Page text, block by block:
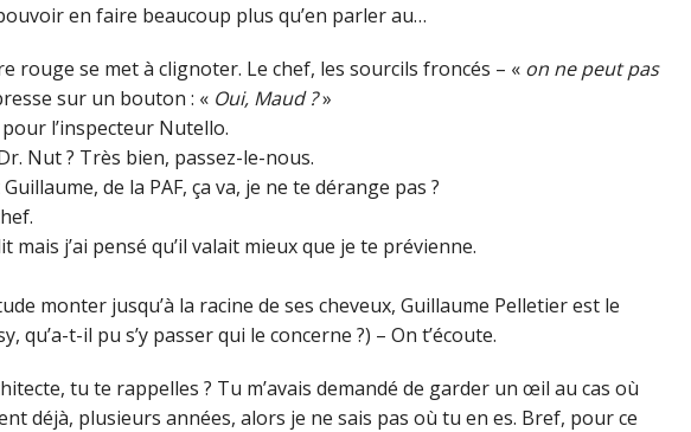
en faire beaucoup plus qu’en parler au…
rouge se met à clignoter. Le chef, les sourcils froncés – « on ne peut pas
sur un bouton : « Oui, Maud ?»
l’inspecteur Nutello.
Nut ? Très bien, passez-le-nous.
de la PAF, ça va, je ne te dérange pas ?
mais j’ai pensé qu’il valait mieux que je te prévienne.
monter jusqu’à la racine de ses cheveux, Guillaume Pelletier est le
qu’a-t-il pu s’y passer qui le concerne ?) – On t’écoute.
tu te rappelles ? Tu m’avais demandé de garder un œil au cas où
déjà, plusieurs années, alors je ne sais pas où tu en es. Bref, pour ce